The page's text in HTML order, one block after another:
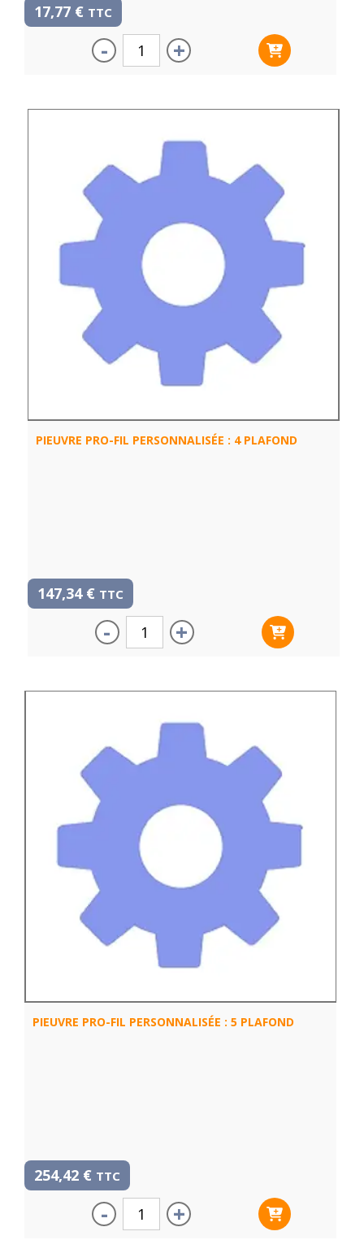
17,77 € TTC
- +
PIEUVRE PRO-FIL PERSONNALISÉE : 4 PLAFOND
147,34 € TTC
- +
PIEUVRE PRO-FIL PERSONNALISÉE : 5 PLAFOND
254,42 € TTC
- +